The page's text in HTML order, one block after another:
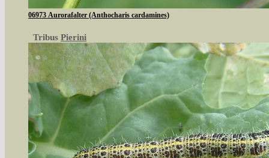
06973 Aurorafalter (Anthocharis cardamines)
Tribus Pierini